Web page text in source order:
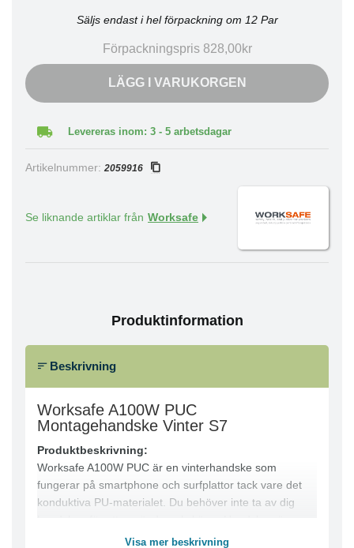
Säljs endast i hel förpackning om 12 Par
Förpackningspris 828,00kr
LÄGG I VARUKORGEN
Levereras inom: 3 - 5 arbetsdagar
Artikelnummer: 2059916
Se liknande artiklar från Worksafe
Produktinformation
Beskrivning
Worksafe A100W PUC
Montagehandske Vinter S7
Produktbeskrivning:
Worksafe A100W PUC är en vinterhandske som
fungerar på smartphone och surfplattor tack vare det
konduktiva PU-materialet. Du behöver inte ta av dig
helfodrad med fleece som håller dina händer varma
Visa mer beskrivning